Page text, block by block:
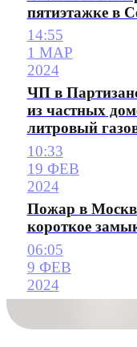
пятиэтажке в
14:55
1 МАР
2024
ЧП в
из частных
литровый
10:33
19 ФЕВ
2024
Пожар в
короткое
06:05
9 ФЕВ
2024